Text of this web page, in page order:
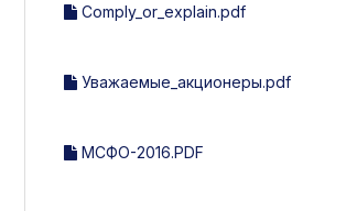
Сomply_or_explain.pdf
Уважаемые_акционеры.pdf
МСФО-2016.PDF